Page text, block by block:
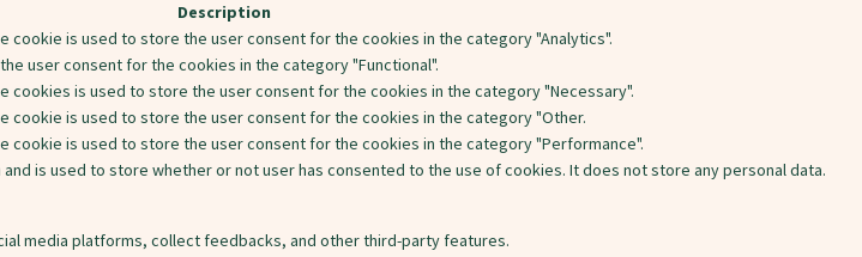
Description
cookie is used to store the user consent for the cookies in the category "Analytics".
user consent for the cookies in the category "Functional".
cookies is used to store the user consent for the cookies in the category "Necessary".
cookie is used to store the user consent for the cookies in the category "Other.
cookie is used to store the user consent for the cookies in the category "Performance".
and is used to store whether or not user has consented to the use of cookies. It does not store any personal data.
media platforms, collect feedbacks, and other third-party features.